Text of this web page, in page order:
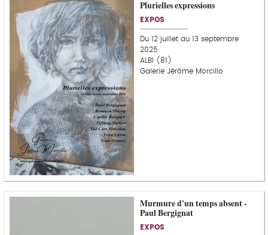
Plurielles expressions
EXPOS
Du 12 juillet au 13 septembre
2025
ALBI (81)
Galerie Jérôme Morcillo
Murmure d'un temps absent -
Paul Bergignat
EXPOS